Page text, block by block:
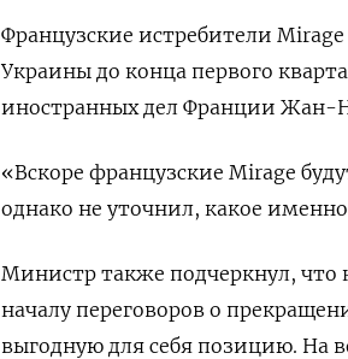
Французские истребители
Украины до конца первого
иностранных дел Франции Жан-
«Вскоре французские Mirage
однако не уточнил, какое
Министр также подчеркнул, что
началу переговоров о
выгодную для себя позицию. На